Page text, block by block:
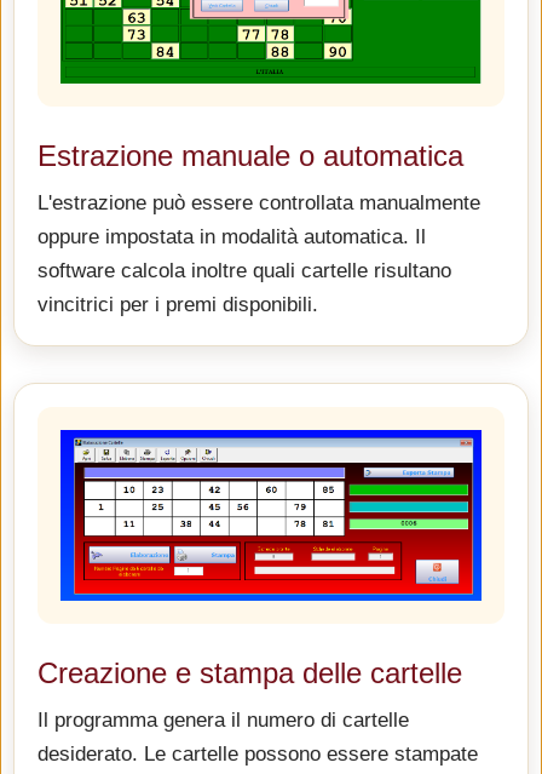
Estrazione manuale o automatica
L'estrazione può essere controllata manualmente
oppure impostata in modalità automatica. Il
software calcola inoltre quali cartelle risultano
vincitrici per i premi disponibili.
Creazione e stampa delle cartelle
Il programma genera il numero di cartelle
desiderato. Le cartelle possono essere stampate